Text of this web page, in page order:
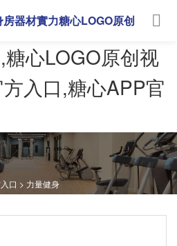
心LOGO原创视
入口,糖心APP官
器材實力糖心LOGO原创
口 > 力量健身